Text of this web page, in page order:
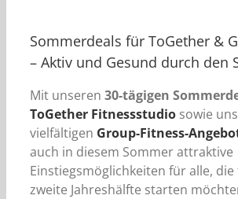
Sommerdeals für ToGether &
– Aktiv und Gesund durch den
Mit unseren 30-tägigen
ToGether Fitnessstudio sowie
vielfältigen Group-Fitness-
auch in diesem Sommer attraktive
Einstiegsmöglichkeiten für alle,
zweite Jahreshälfte starten